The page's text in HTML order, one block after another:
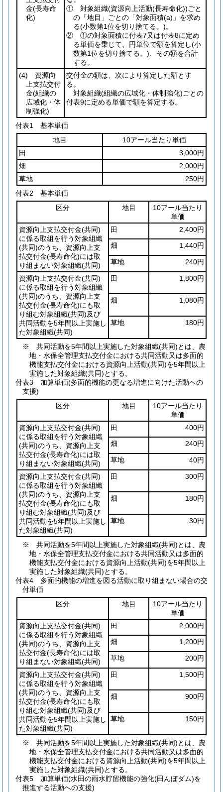
金(長寿命
化)
① 対象組織(資源向上活動(長寿命化))ごと
の「地目」ごとの「対象面積(a) 」を求め
る(小数第1位を切り捨てる。)。
② ①の対象面積に付表7又は付表8に定め
る単価を乗じて、円単位で額を算定し(小
数第1位を切り捨てる。) 、その額を合計
する。
(4) 資源向
上支払交付
金(組織の
広域化・体
制強化)
交付金の額は、次により算定した額とす
る。
対象組織(組織の広域化・体制強化)ごとの
付表9に定める単価で額を算定する。
付表1
基本単価
地目
10アール当たり単価
田
3,000円
畑
2,000円
草地
250円
付表2 基本単価
区分
地目
10アール当たり
単価
資源向上支払交付金(共同)
に係る取組を行う対象組織
(共同)のうち、資源向上支
払交付金(長寿命化)には取
り組まない対象組織(共同)
田
2,400円
畑
1,440円
草地 240円
資源向上支払交付金(共同)
に係る取組を行う対象組織
(共同)のうち、資源向上支
払交付金(長寿命化)にも取
り組む対象組織(共同)及び
共同活動を5年間以上実施し
た対象組織(共同)
田 1,800円
畑 1,080円
草地 180円
※ 共同活動を5年間以上実施した対象組織(共同)とは、農
地・水保全管理支払交付金における共同活動又は多面的
機能支払交付金における資源向上活動(共同)を5年間以上
実施した対象組織(共同)とする。
付表3 加算単価(多面的機能の更なる増進に向けた活動への
支援)
区分
地目
10アール当たり
単価
資源向上支払交付金(共同)
に係る取組を行う対象組織
(共同)のうち、資源向上支
払交付金(長寿命化)には取
り組まない対象組織(共同)
田
400円
畑
240円
草地 40円
資源向上支払交付金(共同)
に係る取組を行う対象組織
(共同)のうち、資源向上支
払交付金(長寿命化)にも取
り組む対象組織(共同)及び
共同活動を5年間以上実施し
た対象組織(共同)
田 300円
畑 180円
草地 30円
※ 共同活動を5年間以上実施した対象組織(共同)とは、農
地・水保全管理支払交付金における共同活動又は多面的
機能支払交付金における資源向上活動(共同)を5年間以上
実施した対象組織(共同)とする。
付表4 多面的機能の増進を図る活動に取り組まない場合の交
付単価
区分
地目
10アール当たり
単価
資源向上支払交付金(共同)
に係る取組を行う対象組織
(共同)のうち、資源向上支
払交付金(長寿命化)には取
り組まない対象組織(共同)
田
2,000円
畑
1,200円
草地 200円
資源向上支払交付金(共同)
に係る取組を行う対象組織
(共同)のうち、資源向上支
払交付金(長寿命化)にも取
り組む対象組織(共同)及び
共同活動を5年間以上実施し
た対象組織(共同)
田 1,500円
畑 900円
草地 150円
※ 共同活動を5年間以上実施した対象組織(共同)とは、農
地・水保全管理支払交付金における共同活動又は多面的
機能支払交付金における資源向上活動(共同)を5年間以上
実施した対象組織(共同)とする。
付表5 加算単価(水田の雨水貯留機能の強化(田んぼダム)を
推進する活動への支援)